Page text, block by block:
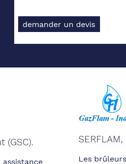
demander un devis
(GSC).
assistance
Les